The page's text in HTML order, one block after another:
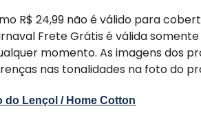
R$ 24,99 não é válido para
Frete Grátis é válida somente
momento. As imagens dos
nas tonalidades na foto do
do Lençol / Home Cotton